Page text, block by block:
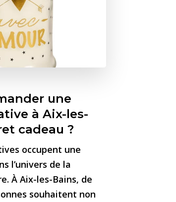
une
à Aix-les-
cadeau ?
occupent une
l’univers de la
À Aix-les-Bains, de
souhaitent non